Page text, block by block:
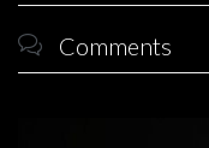
 Comments